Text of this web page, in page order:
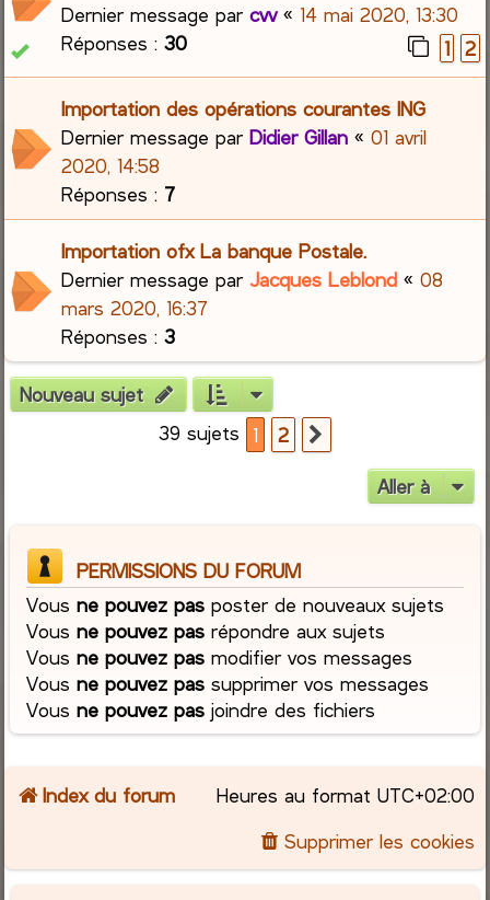
Dernier message parcvv« 14 mai 2020, 13:30
Réponses :30 1 2
Importation des opérations courantes ING
Dernier message parDidier Gillan «01 avril
2020, 14:58
Réponses : 7
Importation ofx La banque Postale.
Dernier message parJacques Leblond «08
mars 2020, 16:37
Réponses :3
Nouveau sujet
39 sujets
1 2
Aller à
PERMISSIONS DU FORUM
Vousne pouvez pas poster de nouveaux sujets
Vousne pouvez pas répondre aux sujets
Vousne pouvez pas modifier vos messages
Vousne pouvez pas supprimer vos messages
Vousne pouvez pas joindre des fichiers
Index du forum Heures au format UTC+02:00
Supprimer les cookies